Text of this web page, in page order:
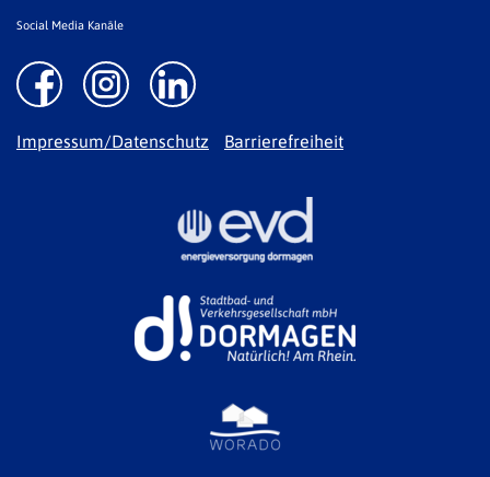
Social Media Kanäle
Impressum/Datenschutz Barrierefreiheit